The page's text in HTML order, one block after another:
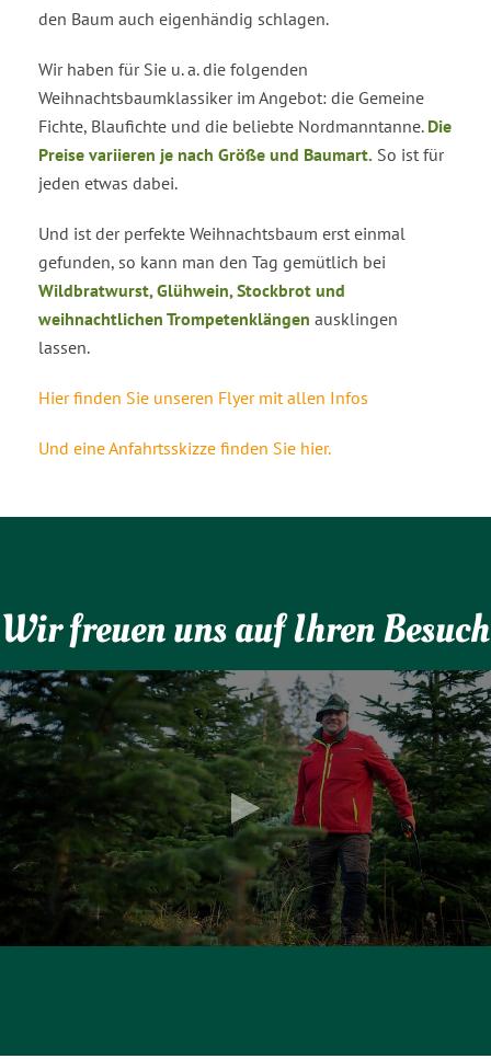
den Baum auch eigenhändig schlagen.
Wir haben für Sie u. a. die folgenden
Weihnachtsbaumklassiker im Angebot: die Gemeine
Fichte, Blaufichte und die beliebte Nordmanntanne. Die
Preise variieren je nach Größe und Baumart. So ist für
jeden etwas dabei.
Und ist der perfekte Weihnachtsbaum erst einmal
gefunden, so kann man den Tag gemütlich bei
Wildbratwurst, Glühwein, Stockbrot und
weihnachtlichen Trompetenklängen ausklingen
lassen.
Hier finden Sie unseren Flyer mit allen Infos
Und eine Anfahrtsskizze finden Sie hier.
Wir freuen uns auf Ihren Besuch